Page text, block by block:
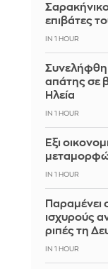
επιβάτες
IN 1 HOUR
Συνελήφθη
απάτης σε
Ηλεία
IN 1 HOUR
Έξι
IN 1 HOUR
Παραμένει
ισχυρούς
ριπές τη
IN 1 HOUR